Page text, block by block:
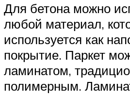
Для бетона можно
любой материал,
используется как
покрытие. Паркет
ламинатом,
полимерным.